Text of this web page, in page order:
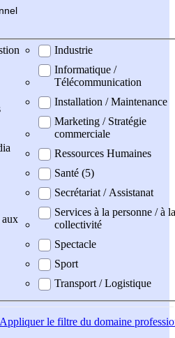
aux
Industrie
Informatique /
Télécommunication
Installation / Maintenance
Marketing / Stratégie
commerciale
Ressources Humaines
Santé (5)
Secrétariat / Assistanat
Services à la personne / à la
collectivité
Spectacle
Sport
Transport / Logistique
Appliquerle filtre du domaine